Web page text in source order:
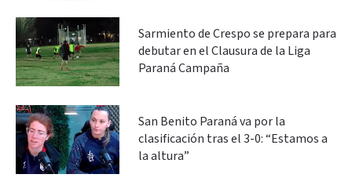
Sarmiento de Crespo se prepara para
debutar en el Clausura de la Liga
Paraná Campaña
San Benito Paraná va por la
clasificación tras el 3-0: “Estamos a
la altura”